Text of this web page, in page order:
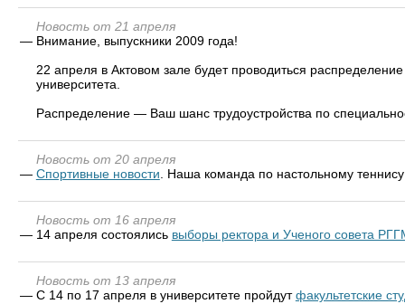
Новость от 21 апреля
— Внимание, выпускники 2009 года!
22 апреля в Актовом зале будет проводиться
университета.
Распределение — Ваш шанс трудоустройства по
Новость от 20 апреля
— Спортивные новости . Наша команда по настольному
Новость от 16 апреля
— 14 апреля состоялись выборы ректора и Ученого совета
Новость от 13 апреля
— С 14 по 17 апреля в университете пройдутфакультетские